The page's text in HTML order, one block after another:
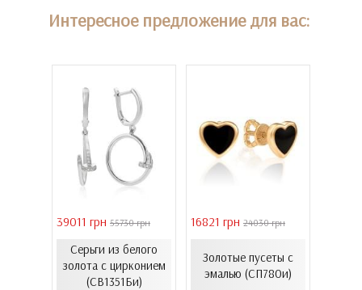
Интересное предложение для вас:
39011 грн 55730 грн
Серьги из белого
золота с цирконием
(СВ1351Би)
16821 грн 24030 грн
Золотые пусеты с
эмалью (СП780и)